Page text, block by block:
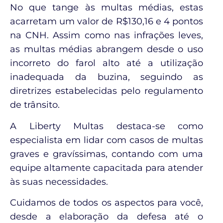
No que tange às multas médias, estas
acarretam um valor de R$130,16 e 4 pontos
na CNH. Assim como nas infrações leves,
as multas médias abrangem desde o uso
incorreto do farol alto até a utilização
inadequada da buzina, seguindo as
diretrizes estabelecidas pelo regulamento
de trânsito.
A Liberty Multas destaca-se como
especialista em lidar com casos de multas
graves e gravíssimas, contando com uma
equipe altamente capacitada para atender
às suas necessidades.
Cuidamos de todos os aspectos para você,
desde a elaboração da defesa até o